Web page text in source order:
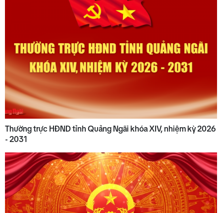
Thường trực HĐND tỉnh Quảng Ngãi khóa XIV, nhiệm kỳ 2026
- 2031